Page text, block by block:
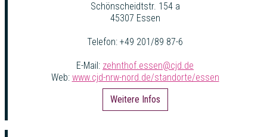
Schönscheidtstr. 154 a
45307 Essen
Telefon: +49 201/89 87-6
E-Mail: zehnthof.essen@cjd.de
Web: www.cjd-nrw-nord.de/standorte/essen
Weitere Infos